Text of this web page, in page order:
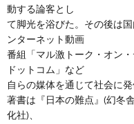
動する論客とし
て脚光を浴びた。その後は
ンターネット動画
番組「マル激トーク・オン
ドットコム」など
自らの媒体を通じて社会に発
著書は『日本の難点』(幻冬
化社)、